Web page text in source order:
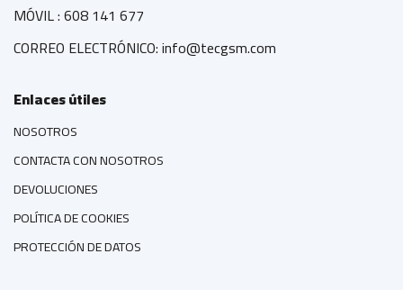
MÓVIL : 608 141 677
CORREO ELECTRÓNICO: info@tecgsm.com
Enlaces útiles
NOSOTROS
CONTACTA CON NOSOTROS
DEVOLUCIONES
POLÍTICA DE COOKIES
PROTECCIÓN DE DATOS